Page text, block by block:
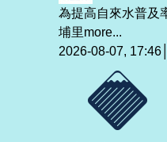
為提高自來水普及
埔里more...
2026-08-07,